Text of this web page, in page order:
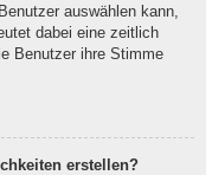
auswählen kann,
dabei eine zeitlich
Benutzer ihre Stimme
erstellen?